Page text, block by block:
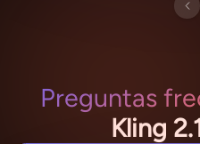
Preguntas
Kling